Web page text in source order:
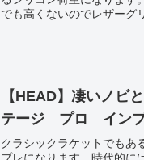
でも高くないのでレザーグ
【HEAD】凄いノビ
テージ プロ イン
クラシックラケットでもあ